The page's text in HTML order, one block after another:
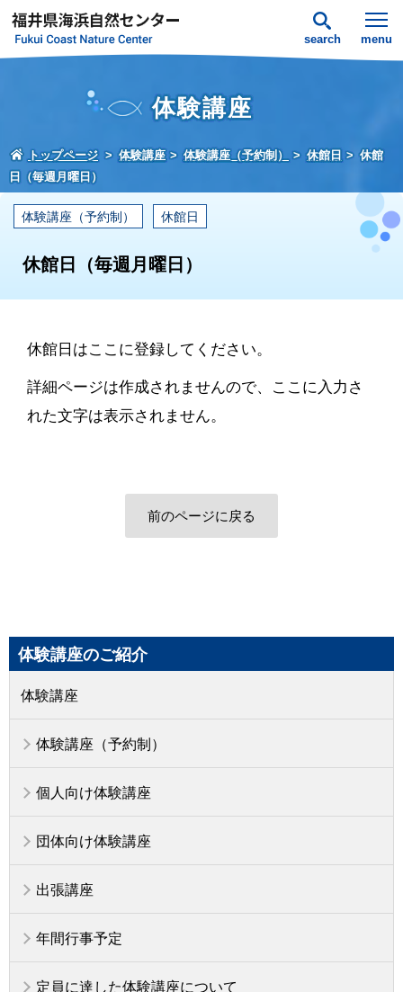
search menu
体験講座
トップページ 体験講座 体験講座（予約制） 休館日
休館
日（毎週月曜日）
体験講座（予約制） 休館日
休館日（毎週月曜日）
休館日はここに登録してください。
詳細ページは作成されませんので、ここに入力さ
れた文字は表示されません。
前のページに戻る
体験講座のご紹介
体験講座
体験講座（予約制）
個人向け体験講座
団体向け体験講座
出張講座
年間行事予定
定員に達した体験講座について